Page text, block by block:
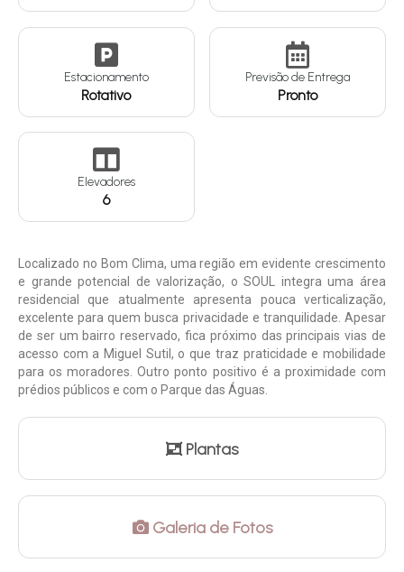
Estacionamento
Rotativo
Previsão de Entrega
Pronto
Elevadores
6
Localizado no Bom Clima, uma região em evidente crescimento
e grande potencial de valorização, o SOUL integra uma área
residencial que atualmente apresenta pouca verticalização,
excelente para quem busca privacidade e tranquilidade. Apesar
de ser um bairro reservado, fica próximo das principais vias de
acesso com a Miguel Sutil, o que traz praticidade e mobilidade
para os moradores. Outro ponto positivo é a proximidade com
prédios públicos e com o Parque das Águas.
Plantas
Galeria de Fotos